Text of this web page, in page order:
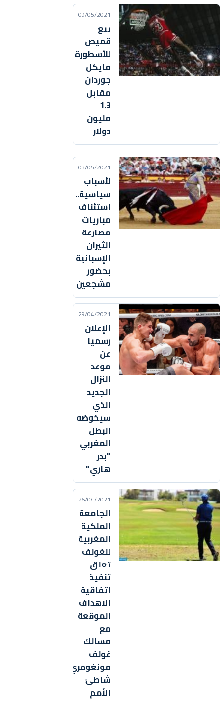
09/05/2021
بيع
قميص
للأسطورة
مايكل
جوردان
مقابل
1.3
مليون
دولار
03/05/2021
لأسباب
سياسية..
استئناف
مباريات
مصارعة
الثيران
الإسبانية
بحضور
مشجعين
29/04/2021
الإعلان
رسميا
عن
موعد
النزال
الجديد
الذي
سيخوضه
البطل
المغربي
"بدر
هاري"
26/04/2021
الجامعة
الملكية
المغربية
للغولف
تعلق
تنفيذ
اتفاقية
الاهداف
الموقعة
مع
مسالك
غولف
مونغومري
شاطئ
الأمم